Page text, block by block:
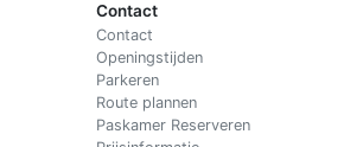
Contact
Contact
Openingstijden
Parkeren
Route plannen
Paskamer Reserveren